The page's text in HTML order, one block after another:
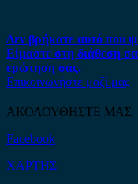
Δεν βρήκατε αυτό που
Είμαστε στη διάθεση
ερώτηση σας.
Επικοινωνήστε μαζί μας
ΑΚΟΛΟΥΘΗΣΤΕ ΜΑΣ
Facebook
ΧΑΡΤΗΣ